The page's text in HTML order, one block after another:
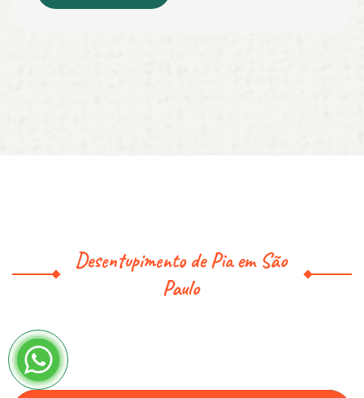
Desentupimento de Pia em São
Paulo